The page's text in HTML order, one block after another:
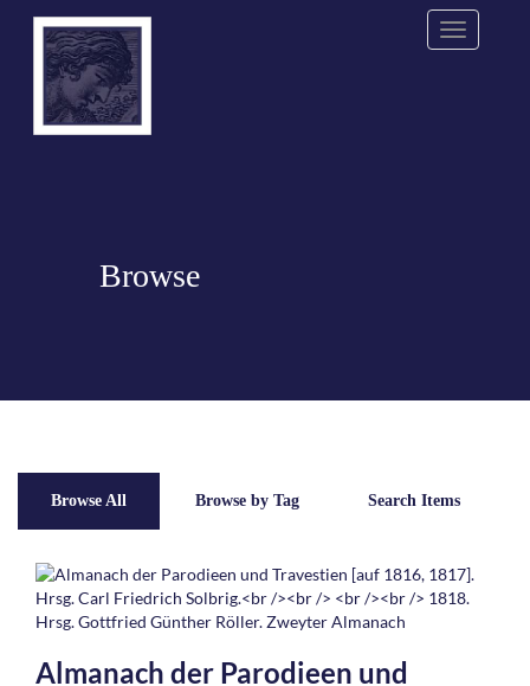
Menu
Browse
Browse All Browse by Tag Search Items
Almanach der Parodieen und